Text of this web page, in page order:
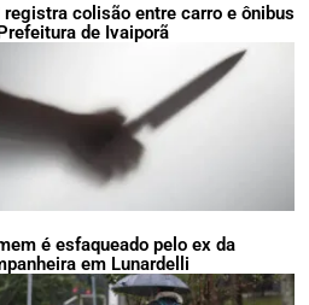
registra colisão entre carro e ônibus
de Ivaiporã
é esfaqueado pelo ex da
em Lunardelli